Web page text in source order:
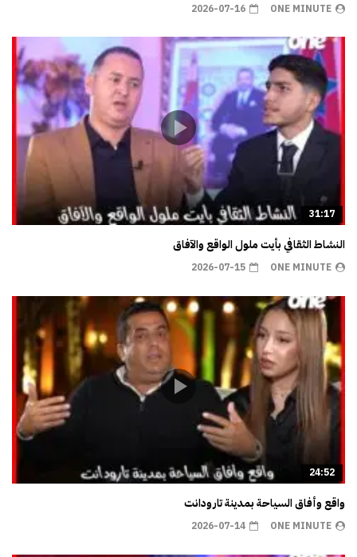
ONE MINUTE
2026-07-16
31:17
النشاط الثقافي بأيت ملول الواقع والآفاق
ONE MINUTE
2026-07-15
24:52
واقع وأفاق السياحة بمدينة تارودانت
ONE MINUTE
2026-07-14